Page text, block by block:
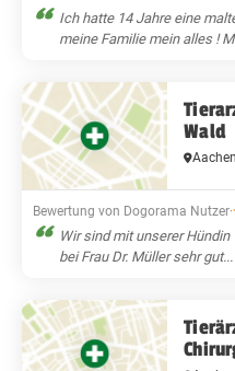
Ich hatte 14 Jahre eine
meine Familie mein alles !
Wald
Bewertung von Dogorama Nutzer·
Wir sind mit unserer
bei Frau Dr. Müller sehr gut...